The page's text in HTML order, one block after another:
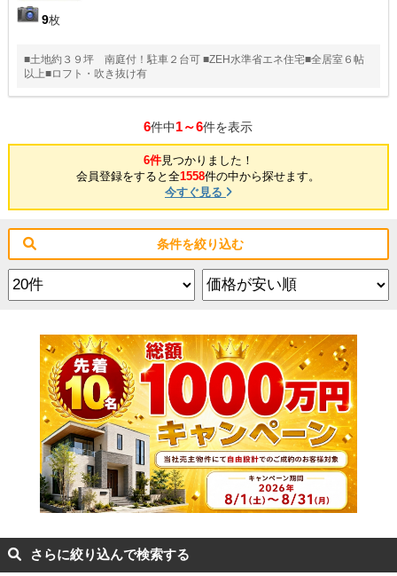
9枚
■土地約３９坪 南庭付！駐車２台可 ■ZEH水準省エネ住宅■全居室６帖
以上■ロフト・吹き抜け有
6件中1～6件を表示
6件見つかりました！
会員登録をすると全1558件の中から探せます。
今すぐ見る
条件を絞り込む
さらに絞り込んで検索する